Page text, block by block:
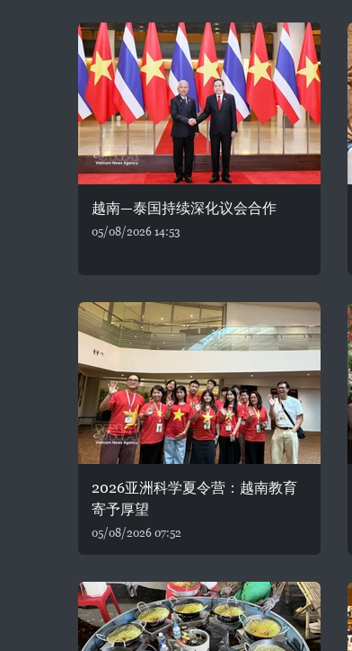
越南—泰国持续深化议会合作
05/08/2026 14:53
2026亚洲科学夏令营：越南教育
寄予厚望
05/08/2026 07:52